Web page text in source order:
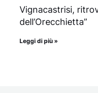
Vignacastrisi,
dell’Orecchietta”
Leggi di più »